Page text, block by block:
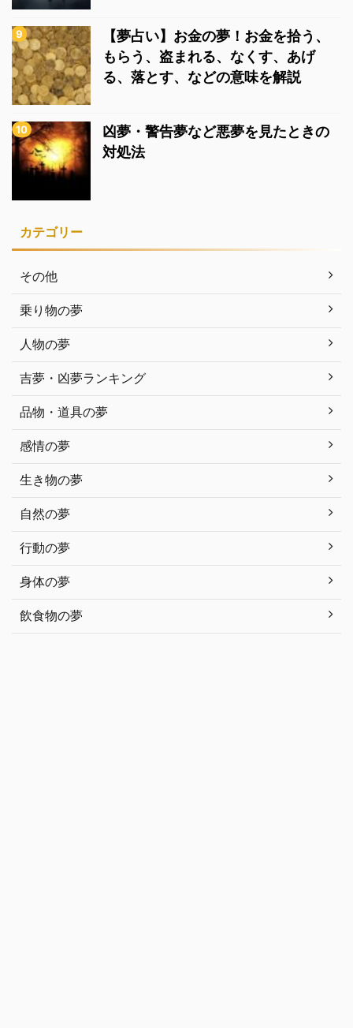
【夢占い】お金の夢！お金を拾う、
もらう、盗まれる、なくす、あげ
る、落とす、などの意味を解説
凶夢・警告夢など悪夢を見たときの
対処法
カテゴリー
その他
乗り物の夢
人物の夢
吉夢・凶夢ランキング
品物・道具の夢
感情の夢
生き物の夢
自然の夢
行動の夢
身体の夢
飲食物の夢